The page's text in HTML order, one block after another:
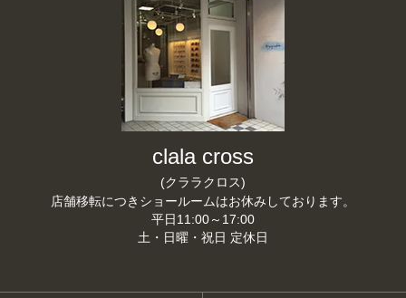
clala cross
(クララクロス)
店舗移転につきショールームはお休みしております。
平日11:00～17:00
土・日曜・祝日 定休日